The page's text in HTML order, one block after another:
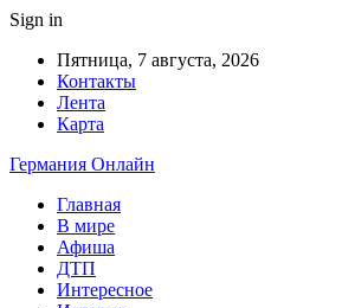
Sign in
Пятница, 7 августа, 2026
Контакты
Лента
Карта
Германия Онлайн
Главная
В мире
Афиша
ДТП
Интересное